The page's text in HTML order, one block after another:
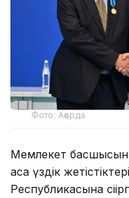
Фото: Ақорда
Мемлекет
аса үздік
Республикасына